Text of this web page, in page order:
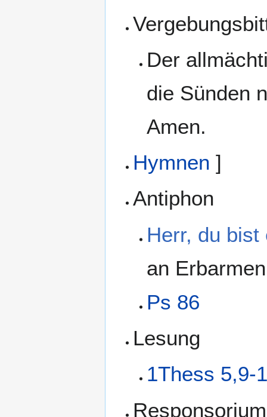
Der
die Sünden
Amen.
Hymnen ]
Antiphon
Herr, du bist
an
Ps 86
Lesung
1Thess 5,9-
Responsorium